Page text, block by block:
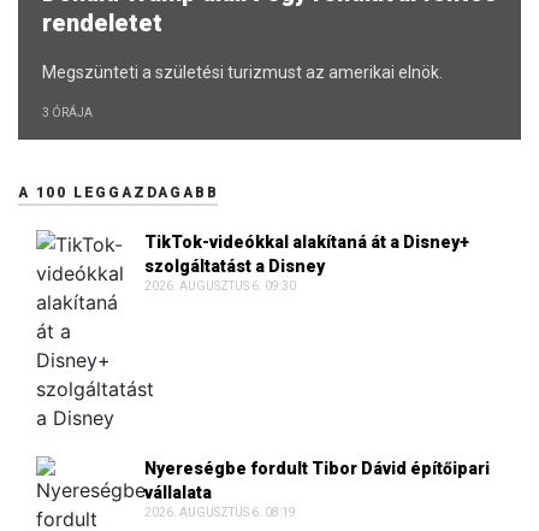
rendeletet
Megszünteti a születési turizmust az amerikai elnök.
3 ÓRÁJA
A 100 LEGGAZDAGABB
TikTok-videókkal alakítaná át a Disney+
szolgáltatást a Disney
2026. AUGUSZTUS 6. 09:30
Nyereségbe fordult Tibor Dávid építőipari
vállalata
2026. AUGUSZTUS 6. 08:19